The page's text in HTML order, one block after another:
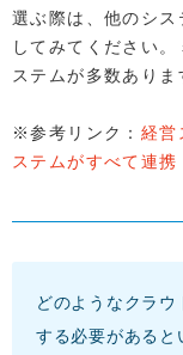
選ぶ際は、他のシス
してみてください
ステムが多数ありま
※参考リンク： 経営
ステムがすべて連携
どのようなクラ
する必要があると